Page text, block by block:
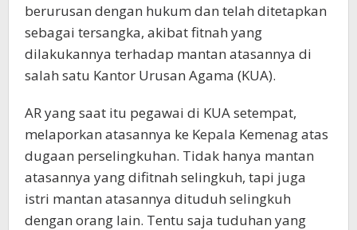
berurusan dengan hukum dan telah ditetapkan
sebagai tersangka, akibat fitnah yang
dilakukannya terhadap mantan atasannya di
salah satu Kantor Urusan Agama (KUA).
AR yang saat itu pegawai di KUA setempat,
melaporkan atasannya ke Kepala Kemenag atas
dugaan perselingkuhan. Tidak hanya mantan
atasannya yang difitnah selingkuh, tapi juga
istri mantan atasannya dituduh selingkuh
dengan orang lain. Tentu saja tuduhan yang